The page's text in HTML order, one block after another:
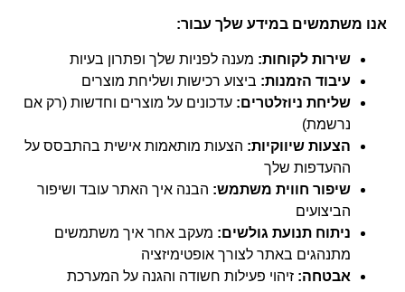
אנו משתמשים במידע שלך עבור:
שירות לקוחות: מענה לפניות שלך ופתרון בעיות
עיבוד הזמנות: ביצוע רכישות ושליחת מוצרים
שליחת ניוזלטרים: עדכונים על מוצרים וחדשות (רק אם
נרשמת)
הצעות שיווקיות: הצעות מותאמות אישית בהתבסס על
ההעדפות שלך
שיפור חווית משתמש: הבנה איך האתר עובד ושיפור
הביצועים
ניתוח תנועת גולשים: מעקב אחר איך משתמשים
מתנהגים באתר לצורך אופטימיזציה
אבטחה: זיהוי פעילות חשודה והגנה על המערכת